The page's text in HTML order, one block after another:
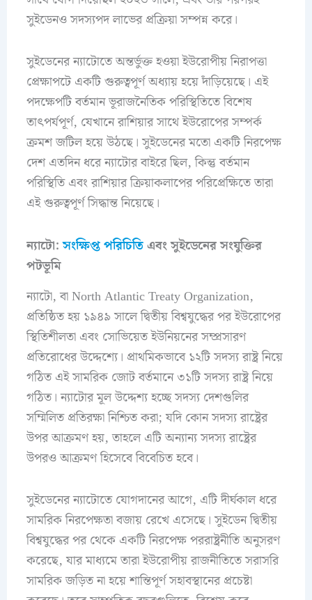
সুইডেনও সদস্যপদ লাভের প্রক্রিয়া সম্পন্ন করে।
সুইডেনের ন্যাটোতে অন্তর্ভুক্ত হওয়া ইউরোপীয় নিরাপত্তা
প্রেক্ষাপটে একটি গুরুত্বপূর্ণ অধ্যায় হয়ে দাঁড়িয়েছে। এই
পদক্ষেপটি বর্তমান ভূরাজনৈতিক পরিস্থিতিতে বিশেষ
তাৎপর্যপূর্ণ, যেখানে রাশিয়ার সাথে ইউরোপের সম্পর্ক
ক্রমশ জটিল হয়ে উঠছে। সুইডেনের মতো একটি নিরপেক্ষ
দেশ এতদিন ধরে ন্যাটোর বাইরে ছিল, কিন্তু বর্তমান
পরিস্থিতি এবং রাশিয়ার ক্রিয়াকলাপের পরিপ্রেক্ষিতে তারা
এই গুরুত্বপূর্ণ সিদ্ধান্ত নিয়েছে।
ন্যাটো:সংক্ষিপ্ত পরিচিতিএবং সুইডেনের সংযুক্তির
পটভূমি
ন্যাটো, বা North Atlantic Treaty Organization,
প্রতিষ্ঠিত হয় ১৯৪৯ সালে দ্বিতীয় বিশ্বযুদ্ধের পর ইউরোপের
স্থিতিশীলতা এবং সোভিয়েত ইউনিয়নের সম্প্রসারণ
প্রতিরোধের উদ্দেশ্যে। প্রাথমিকভাবে ১২টি সদস্য রাষ্ট্র নিয়ে
গঠিত এই সামরিক জোট বর্তমানে ৩১টি সদস্য রাষ্ট্র নিয়ে
গঠিত। ন্যাটোর মূল উদ্দেশ্য হচ্ছে সদস্য দেশগুলির
সম্মিলিত প্রতিরক্ষা নিশ্চিত করা; যদি কোন সদস্য রাষ্ট্রের
উপর আক্রমণ হয়, তাহলে এটি অন্যান্য সদস্য রাষ্ট্রের
উপরও আক্রমণ হিসেবে বিবেচিত হবে।
সুইডেনের ন্যাটোতে যোগদানের আগে, এটি দীর্ঘকাল ধরে
সামরিক নিরপেক্ষতা বজায় রেখে এসেছে। সুইডেন দ্বিতীয়
বিশ্বযুদ্ধের পর থেকে একটি নিরপেক্ষ পররাষ্ট্রনীতি অনুসরণ
করেছে, যার মাধ্যমে তারা ইউরোপীয় রাজনীতিতে সরাসরি
সামরিক জড়িত না হয়ে শান্তিপূর্ণ সহাবস্থানের প্রচেষ্টা